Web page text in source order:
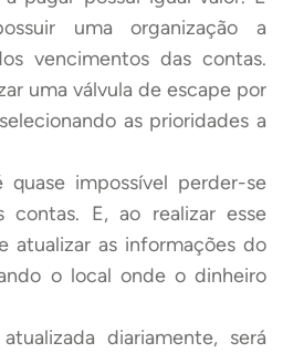
uma organização a
vencimentos das contas.
uma válvula de escape por
as prioridades a
impossível perder-se
contas. E, ao realizar esse
atualizar as informações do
o local onde o dinheiro
diariamente, será